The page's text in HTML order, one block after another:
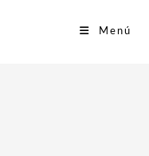
Menú